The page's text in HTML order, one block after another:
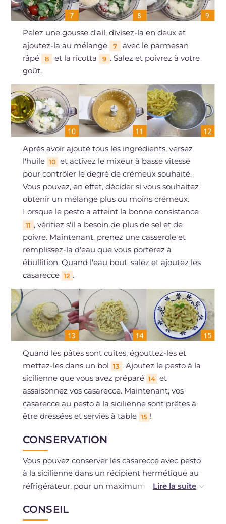
Pelez une gousse d'ail, divisez-la en deux et
ajoutez-la au mélange
7
avec le parmesan
râpé
8 et la ricotta 9 . Salez et poivrez à votre
goût.
Après avoir ajouté tous les ingrédients, versez
l'huile 10 et activez le mixeur à basse vitesse
pour contrôler le degré de crémeux souhaité.
Vous pouvez, en effet, décider si vous souhaitez
obtenir un mélange plus ou moins crémeux.
Lorsque le pesto a atteint la bonne consistance
11 , vérifiez s'il a besoin de plus de sel et de
poivre. Maintenant, prenez une casserole et
remplissez-la d'eau que vous porterez à
ébullition. Quand l'eau bout, salez et ajoutez les
casarecce 12 .
Quand les pâtes sont cuites, égouttez-les et
mettez-les dans un bol 13 . Ajoutez le pesto à la
sicilienne que vous avez préparé 14 et
assaisonnez vos casarecce. Maintenant, vos
casarecce au pesto à la sicilienne sont prêtes à
être dressées et servies à table 15 !
CONSERVATION
Vous pouvez conserver les casarecce avec pesto
à la sicilienne dans un récipient hermétique au
réfrigérateur, pour un maximum de deux jours.
La congélation est déconseillée.
CONSEIL